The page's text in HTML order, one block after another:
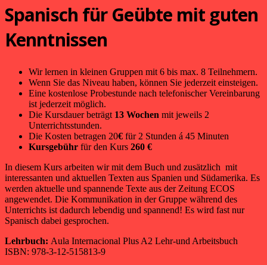
Spanisch für Geübte mit guten
Kenntnissen
Wir lernen in kleinen Gruppen mit 6 bis max. 8 Teilnehmern.
Wenn Sie das Niveau haben, können Sie jederzeit einsteigen.
Eine kostenlose Probestunde nach telefonischer Vereinbarung
ist jederzeit möglich.
Die Kursdauer beträgt 13 Wochen mit jeweils 2
Unterrichtsstunden.
Die Kosten betragen 20€ für 2 Stunden á 45 Minuten
Kursgebühr für den Kurs 260 €
In diesem Kurs arbeiten wir mit dem Buch und zusätzlich mit
interessanten und aktuellen Texten aus Spanien und Südamerika. Es
werden aktuelle und spannende Texte aus der Zeitung ECOS
angewendet. Die Kommunikation in der Gruppe während des
Unterrichts ist dadurch lebendig und spannend! Es wird fast nur
Spanisch dabei gesprochen.
Lehrbuch: Aula Internacional Plus A2 Lehr-und Arbeitsbuch
ISBN: 978-3-12-515813-9